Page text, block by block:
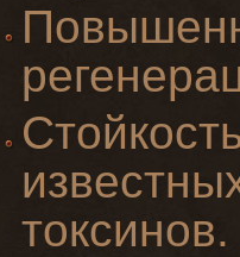
токсинов.